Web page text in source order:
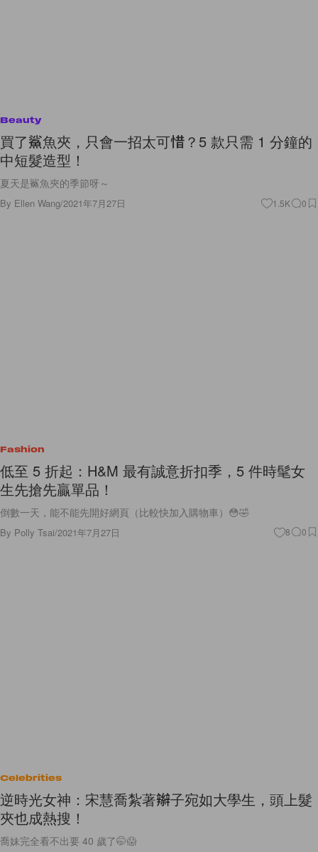
Beauty
買了鯊魚夾，只會一招太可惜？5 款只需 1 分鐘的
中短髮造型！
夏天是鯊魚夾的季節呀～
By Ellen Wang/2021年7月27日 1.5K 0
Fashion
低至 5 折起：H&M 最有誠意折扣季，5 件時髦女
生先搶先贏單品！
倒數一天，能不能先開好網頁（比較快加入購物車）😳🤣
By Polly Tsai/2021年7月27日 8 0
Celebrities
逆時光女神：宋慧喬紮著辮子宛如大學生，頭上髮
夾也成熱搜！
喬妹完全看不出要 40 歲了🤭😱